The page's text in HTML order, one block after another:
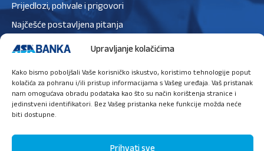
Upravljanje kolačićima
Kako bismo poboljšali Vaše korisničko iskustvo, koristimo tehnologije poput
kolačića za pohranu i/ili pristup informacijama s Vašeg uređaja. Vaš pristanak
nam omogućava obradu podataka kao što su način korištenja stranice i
jedinstveni identifikatori. Bez Vašeg pristanka neke funkcije možda neće
biti dostupne.
Prihvati sve
Prijedlozi, pohvale i prigovori
Najčešće postavljena pitanja
Zaštita podataka
Politika kolačića